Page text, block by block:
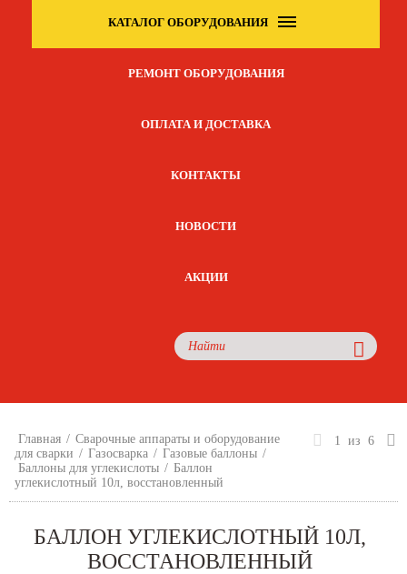
КАТАЛОГ ОБОРУДОВАНИЯ
РЕМОНТ ОБОРУДОВАНИЯ
ОПЛАТА И ДОСТАВКА
КОНТАКТЫ
НОВОСТИ
АКЦИИ
Главная / Сварочные аппараты и оборудование
для сварки / Газосварка / Газовые баллоны /
Баллоны для углекислоты / Баллон
углекислотный 10л, восстановленный
1 из 6
БАЛЛОН УГЛЕКИСЛОТНЫЙ 10Л,
ВОССТАНОВЛЕННЫЙ